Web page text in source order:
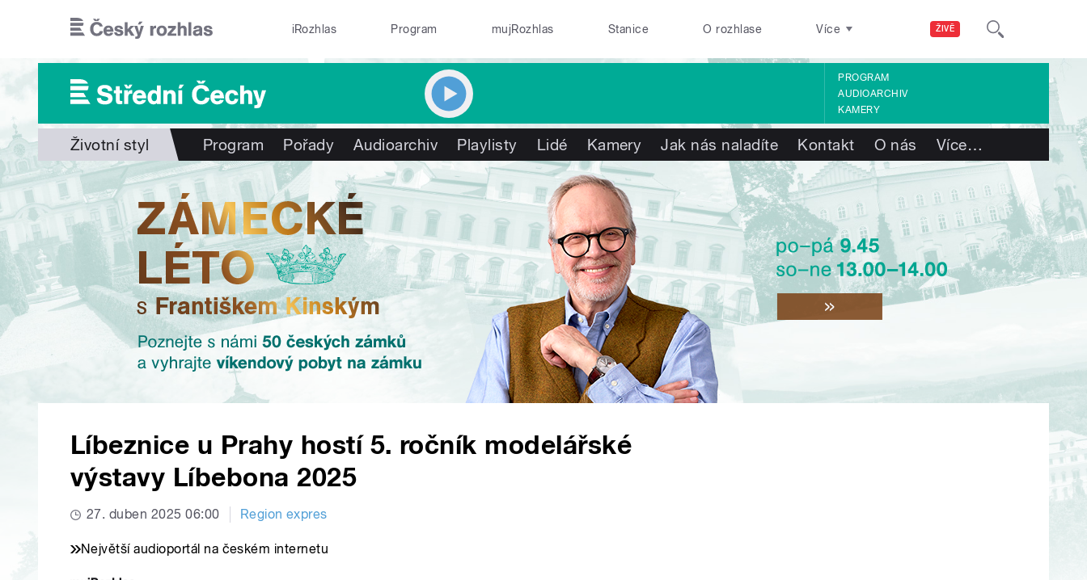
ŽIVĚ
iRozhlas Program mujRozhlas Stanice O rozhlase Více
PROGRAM
AUDIOARCHIV
KAMERY
Životní styl Program Pořady Audioarchiv Playlisty Lidé Kamery Jak nás naladíte Kontakt O nás Více…
Líbeznice u Prahy hostí 5. ročník modelářské
výstavy Líbebona 2025
27. duben 2025 06:00 Region expres
Největší audioportál na českém internetu